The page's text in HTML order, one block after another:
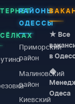
РАЙОНЫ
ОДЕССЫ
Приморский
район
Малиновский
район
Киевский
★ Все
в
◆
Одеса